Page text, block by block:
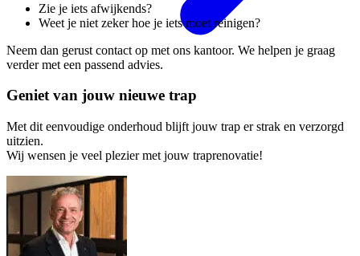
Zie je iets afwijkends?
Weet je niet zeker hoe je iets moet reinigen?
Neem dan gerust contact op met ons kantoor. We helpen je graag
verder met een passend advies.
Geniet van jouw nieuwe trap
Met dit eenvoudige onderhoud blijft jouw trap er strak en verzorgd
uitzien.
Wij wensen je veel plezier met jouw traprenovatie!